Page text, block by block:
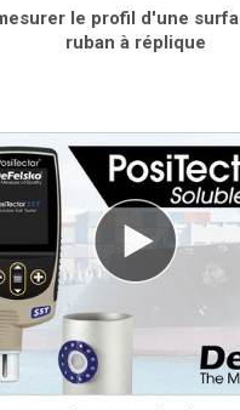
10)
En savoir plus
d'épaisseur certifiées
le profil d'une
ruban à réplique